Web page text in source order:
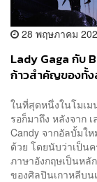
28 พฤษภาคม
Lady Gaga กับ
ก้าวสำคัญของทั้
ในที่สุดหนึ่งในโมเ
รอก็มาถึง หลังจาก
Candy จากอัลบั้มให
ด้วย โดยนับว่าเป็น
ภาษาอังกฤษเป็นหลั
ของศิลปินเกาหลีบน